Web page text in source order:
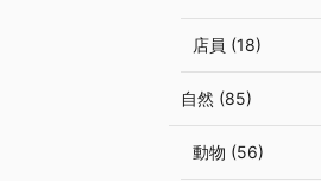
店員 (18)
自然 (85)
動物 (56)